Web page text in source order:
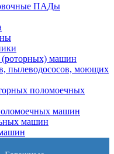
ПАДы
машин
пылеводососов, моющих
поломоечных
машин
машин